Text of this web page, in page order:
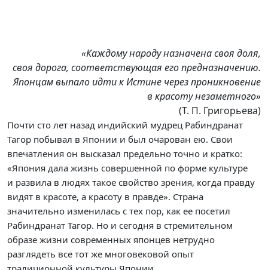
«Каждому народу назначена своя доля,
своя дорога, соответствующая его предназначению.
Японцам выпало идти к Истине через проникновение
в красоту незаметного»
(Т. П. Григорьева)
Почти сто лет назад индийский мудрец Рабиндранат
Тагор побывал в Японии и был очарован ею. Свои
впечатления он высказал предельно точно и кратко:
«Япония дала жизнь совершенной по форме культуре
и развила в людях такое свойство зрения, когда правду
видят в красоте, а красоту в правде». Страна
значительно изменилась с тех пор, как ее посетил
Рабиндранат Тагор. Но и сегодня в стремительном
образе жизни современных японцев нетрудно
разглядеть все тот же многовековой опыт